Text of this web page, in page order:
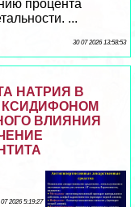
процента
...
30 07 2026 13:58:53
НАТРИЯ В
ВЛИЯНИЯ
2026 5:19:27